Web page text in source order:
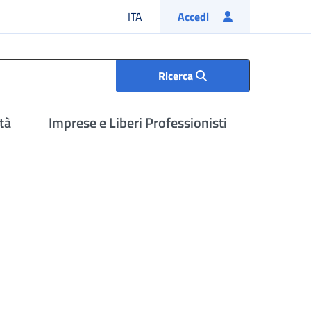
ITA Lingua italiana
Accedi
Ricerca
Imprese e Liberi Professionisti